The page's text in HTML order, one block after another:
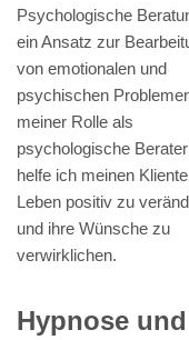
Psychologische
ein Ansatz zur
von emotionalen und
psychischen
meiner Rolle als
psychologische
helfe ich meinen
Leben positiv zu
und ihre Wünsche zu
verwirklichen.
Hypnose und